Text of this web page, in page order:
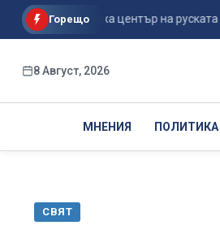
Горещо
поразиха център на руската ФСБ и
8 Август, 2026
МНЕНИЯ ПОЛИТИКА
СВЯТ